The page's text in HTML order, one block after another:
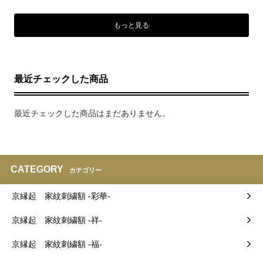
もっと見る
最近チェックした商品
最近チェックした商品はまだありません。
CATEGORY カテゴリー
京縁起 家紋刺繍額 -彩華-
京縁起 家紋刺繍額 -祥-
京縁起 家紋刺繍額 -福-